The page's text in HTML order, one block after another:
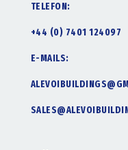
TELEFON:
+44 (0) 7401 124097
E-MAILS: